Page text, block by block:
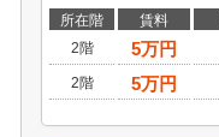
所在階 賃料
2階
5万円
2階
5万円